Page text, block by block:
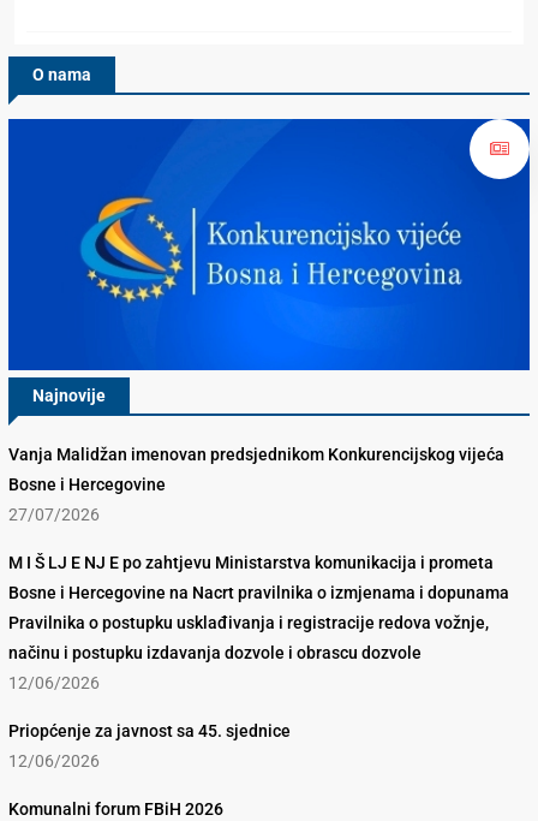
O nama
Najnovije
Vanja Malidžan imenovan predsjednikom Konkurencijskog vijeća
Bosne i Hercegovine
27/07/2026
M I Š LJ E NJ E po zahtjevu Ministarstva komunikacija i prometa
Bosne i Hercegovine na Nacrt pravilnika o izmjenama i dopunama
Pravilnika o postupku usklađivanja i registracije redova vožnje,
načinu i postupku izdavanja dozvole i obrascu dozvole
12/06/2026
Priopćenje za javnost sa 45. sjednice
12/06/2026
Komunalni forum FBiH 2026